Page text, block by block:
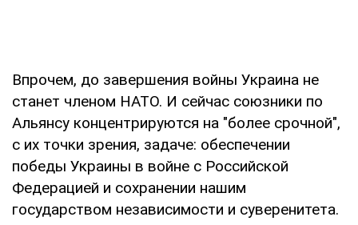
Впрочем, до завершения войны Украина не
станет членом НАТО. И сейчас союзники по
Альянсу концентрируются на "более срочной",
с их точки зрения, задаче: обеспечении
победы Украины в войне с Российской
Федерацией и сохранении нашим
государством независимости и суверенитета.